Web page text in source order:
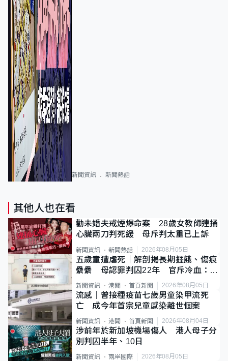
新聞資訊 新聞熱話
其他人也在看
勸未婚夫戒煙爆命案 28歲女教師連捅
心臟兩刀判死緩 母斥判太重已上訴
新聞資訊 新聞熱話 2026年08月05日
五歲童遭虐死｜解剖揭長期捱餓、傷痕
纍纍 母認罪判囚22年 官斥冷血：同
類案最惡劣
新聞資訊 港聞 首頁新聞 2026年08月05日
流感｜曾接種疫苗七歲男童染甲流死
亡 成今年首宗兒童感染離世個案
新聞資訊 港聞 首頁新聞 2026年08月04日
涉前年於新加坡機場傷人 港人母子分
別判囚半年、10日
新聞資訊 兩岸國際 2026年08月05日